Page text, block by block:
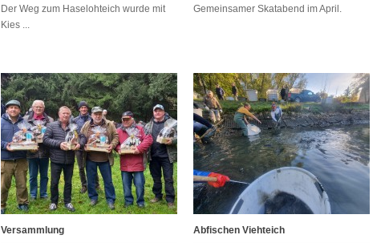
Der Weg zum Haselohteich wurde mit
Kies ...
Gemeinsamer Skatabend im April.
Versammlung Abfischen Viehteich